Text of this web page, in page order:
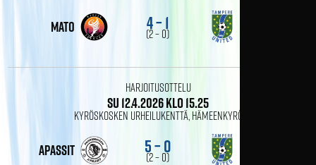
MaTo 4 – 1
(2 – 0)
Harjoitusottelu
su 12.4.2026 klo 15.25
Kyröskosken urheilukenttä, Hämeenkyrö
Apassit 5 – 0
(2 – 0)